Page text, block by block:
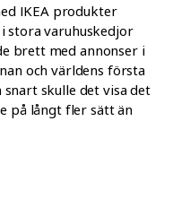
IKEA produkter
stora varuhuskedjor
brett med annonser i
och världens första
snart skulle det visa det
på långt fler sätt än